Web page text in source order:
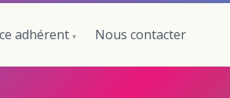
adhérent Nous contacter